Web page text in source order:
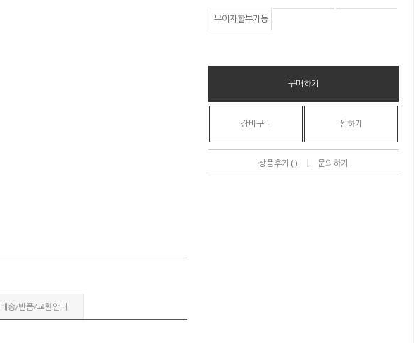
배송/반품/교환안내
무이자할부가능
구매하기
장바구니 찜하기
상품후기 ( ) | 문의하기